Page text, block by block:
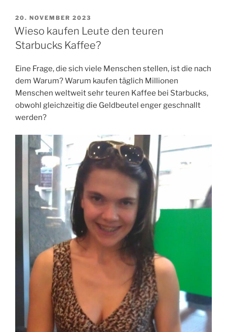
Kaffee
mit
Schweinefleischgeschmack?“
VERÖFFENTLICHT
AM
20. NOVEMBER 2023
Wieso kaufen Leute den teuren
Starbucks Kaffee?
Eine Frage, die sich viele Menschen stellen, ist die nach
dem Warum? Warum kaufen täglich Millionen
Menschen weltweit sehr teuren Kaffee bei Starbucks,
obwohl gleichzeitig die Geldbeutel enger geschnallt
werden?